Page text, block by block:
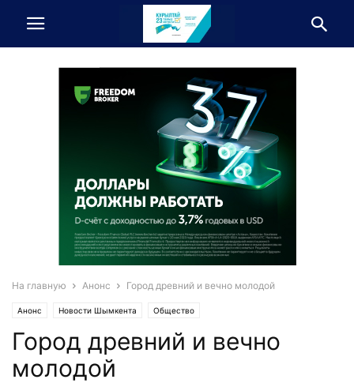
На главную Анонс Город древний и вечно молодой
Анонс Новости Шымкента Общество
Город древний и вечно
молодой